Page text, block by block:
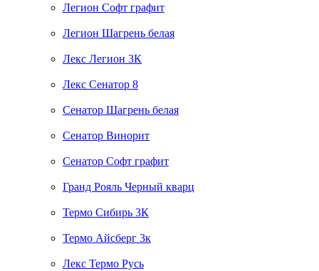
Легион Софт графит
Легион Шагрень белая
Лекс Легион 3К
Лекс Сенатор 8
Сенатор Шагрень белая
Сенатор Винорит
Сенатор Софт графит
Гранд Рояль Черный кварц
Термо Сибирь 3К
Термо Айсберг 3к
Лекс Термо Русь